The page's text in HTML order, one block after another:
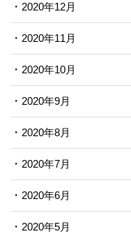
2020年12月
2020年11月
2020年10月
2020年9月
2020年8月
2020年7月
2020年6月
2020年5月